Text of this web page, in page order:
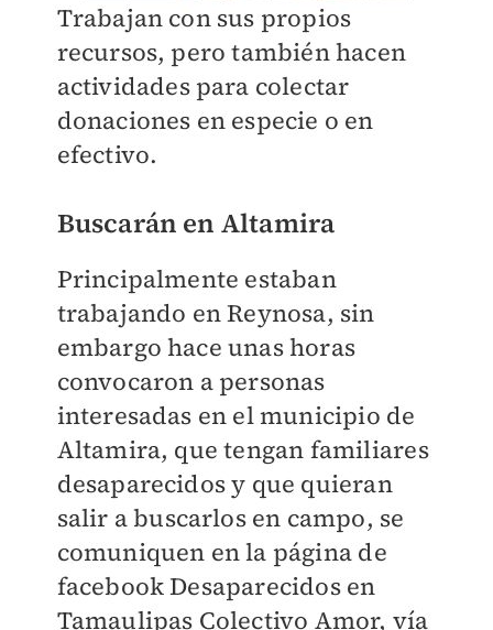
Trabajan con sus propios
recursos, pero también hacen
actividades para colectar
donaciones en especie o en
efectivo.
Buscarán en Altamira
Principalmente estaban
trabajando en Reynosa, sin
embargo hace unas horas
convocaron a personas
interesadas en el municipio de
Altamira, que tengan familiares
desaparecidos y que quieran
salir a buscarlos en campo, se
comuniquen en la página de
facebook Desaparecidos en
Tamaulipas Colectivo Amor, vía